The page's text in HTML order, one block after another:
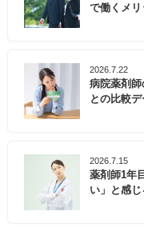
で働くメ
2026.7.22
病院薬剤
との比較
2026.7.15
薬剤師1年
い」と感